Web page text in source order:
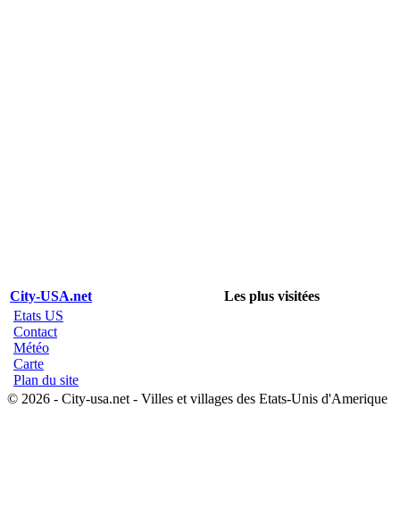
City-USA.net
Les plus visitées
Etats US
Contact
Météo
Carte
Plan du site
© 2026 - City-usa.net - Villes et villages des Etats-Unis d'Amerique